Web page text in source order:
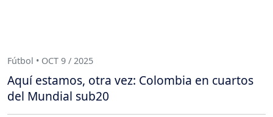
Fútbol • OCT 9 / 2025
Aquí estamos, otra vez: Colombia en cuartos
del Mundial sub20